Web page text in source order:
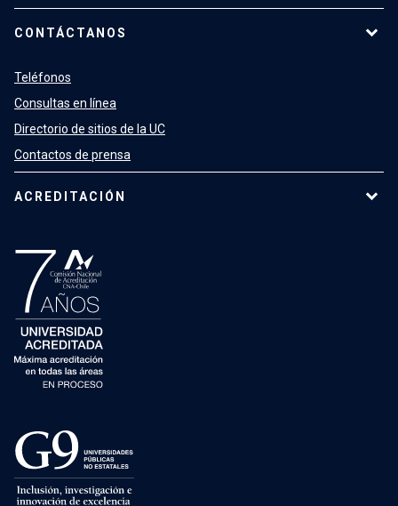
CONTÁCTANOS
Teléfonos
Consultas en línea
Directorio de sitios de la UC
Contactos de prensa
ACREDITACIÓN